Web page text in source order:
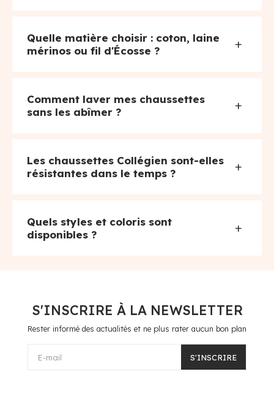
Quelle matière choisir : coton, laine
mérinos ou fil d'Écosse ?
+
Comment laver mes chaussettes
sans les abîmer ?
+
Les chaussettes Collégien sont-elles
résistantes dans le temps ?
+
Quels styles et coloris sont
disponibles ?
+
S'INSCRIRE À LA NEWSLETTER
Rester informé des actualités et ne plus rater aucun bon plan
E-mail S'INSCRIRE